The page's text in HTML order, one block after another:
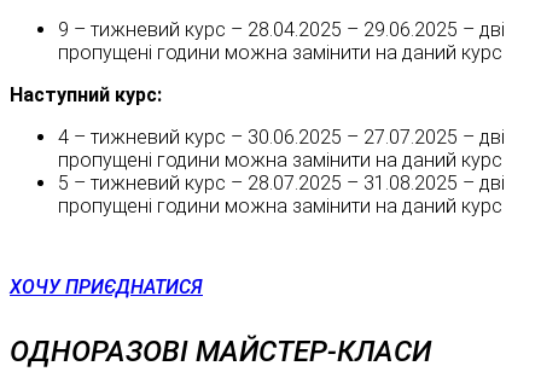
9 – тижневий курс – 28.04.2025 – 29.06.2025 – дві
пропущені години можна замінити на даний курс
Наступний курс:
4 – тижневий курс – 30.06.2025 – 27.07.2025 – дві
пропущені години можна замінити на даний курс
5 – тижневий курс – 28.07.2025 – 31.08.2025 – дві
пропущені години можна замінити на даний курс
ХОЧУ ПРИЄДНАТИСЯ
ОДНОРАЗОВІ МАЙСТЕР-КЛАСИ